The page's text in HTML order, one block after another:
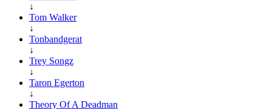
↓
Tom Walker
↓
Tonbandgerat
↓
Trey Songz
↓
Taron Egerton
↓
Theory Of A Deadman